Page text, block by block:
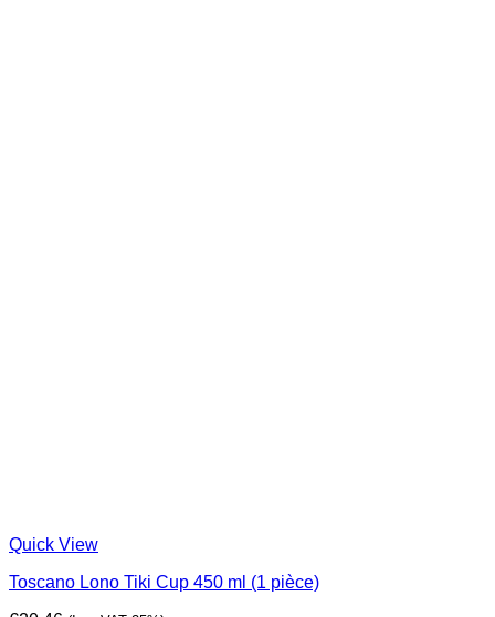
Quick View
Toscano Lono Tiki Cup 450 ml (1 pièce)